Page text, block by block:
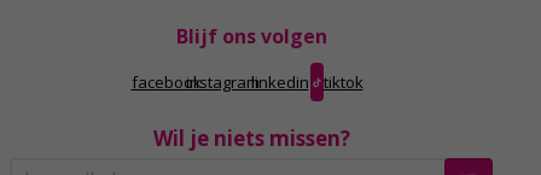
Blijf ons volgen
facebookinstagramlinkedin tiktok
Wil je niets missen?